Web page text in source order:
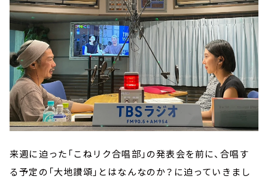
来週に迫った「こねリク合唱部」の発表会を前に、合唱す
る予定の「大地讃頌」とはなんなのか？に迫っていきまし